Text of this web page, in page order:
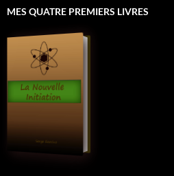
MES QUATRE PREMIERS LIVRES